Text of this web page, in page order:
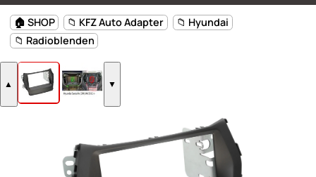
🏠 SHOP 📁 KFZ Auto Adapter
📁 Radioblenden
▲ ▼